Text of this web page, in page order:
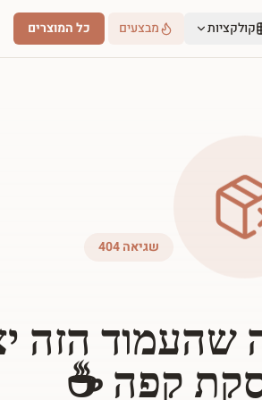
קולקציות מבצעים כל המוצרים
שגיאה 404
שהעמוד הזה
קפה ☕